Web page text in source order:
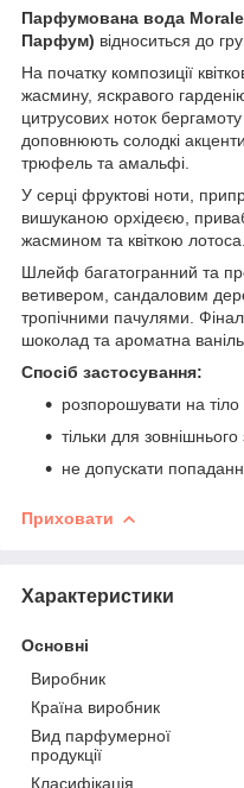
Парфумована вода
Парфум) відноситься до
На початку композиції
жасмину, яскравого
цитрусових ноток
доповнюють солодкі
трюфель та амальфі.
У серці фруктові ноти,
вишуканою орхідеєю,
жасмином та квіткою лотоса.
Шлейф багатогранний та
ветивером, сандаловим
тропічними пачулями.
шоколад та ароматна
Спосіб застосування:
розпорошувати на тіло
тільки для
не допускати
Приховати
Характеристики
Основні
Виробник
Країна виробник
Вид парфумерної
продукції
Класифікація